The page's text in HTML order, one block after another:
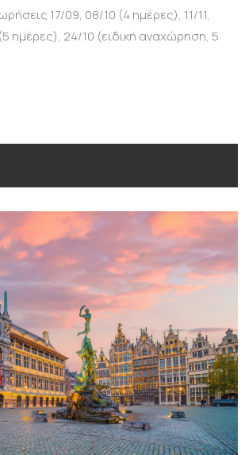
17/09, 08/10 (4 ημέρες), 11/11,
ημέρες), 24/10 (ειδική αναχώρηση, 5